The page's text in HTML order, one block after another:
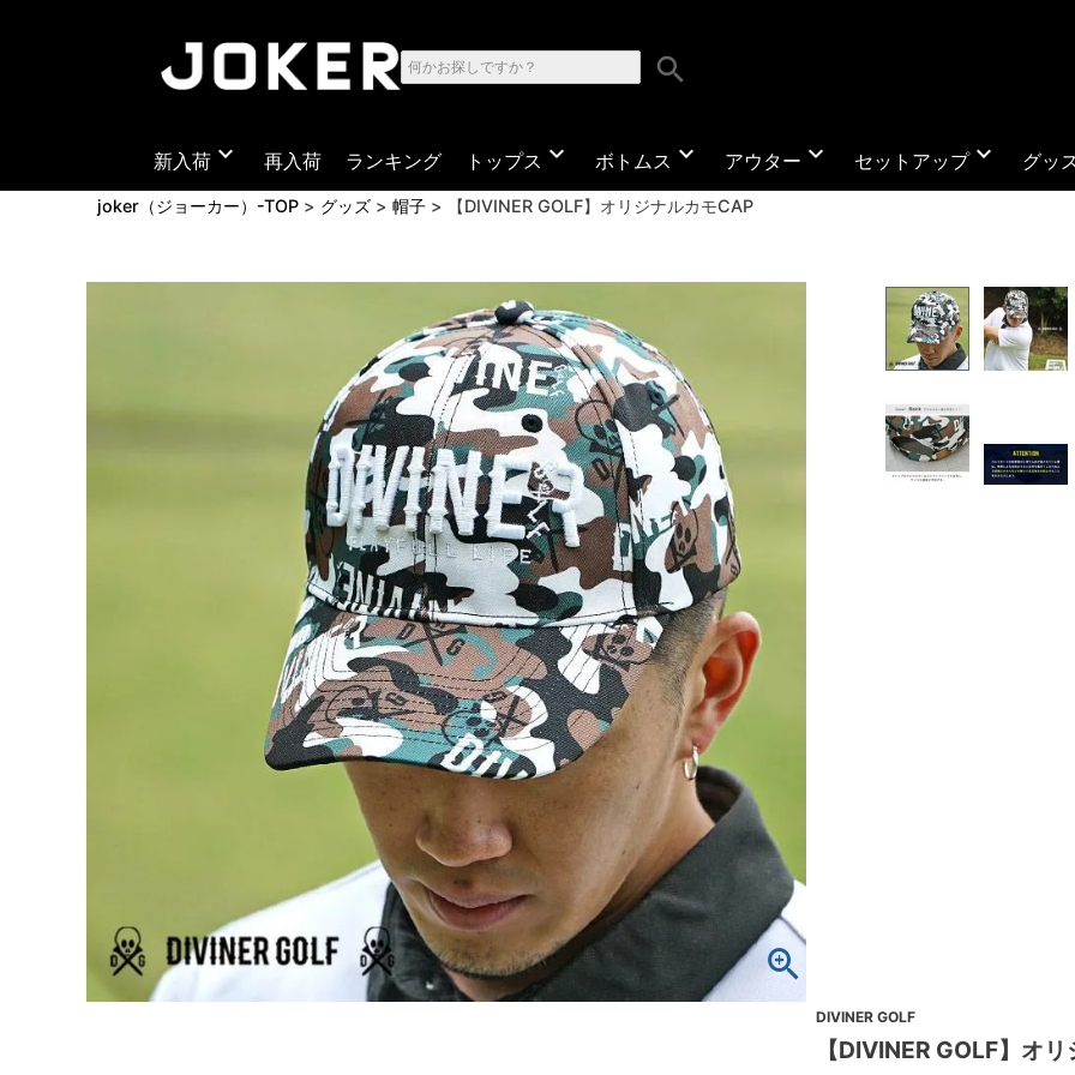
search
新入荷 expand_more 再入荷 ランキング トップス expand_more ボトムス expand_more アウター expand_more セットアップexpand_more グッ
joker（ジョーカー）-TOP グッズ 帽子 【DIVINER GOLF】オリジナルカモCAP
DIVINER GOLF
【DIVINER GOLF】オ